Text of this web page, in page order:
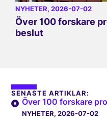
NYHETER, 2026-07-02
Över 100 forskare
beslut
SENASTE ARTIKLAR:
Över 100 forskare
NYHETER, 2026-07-02